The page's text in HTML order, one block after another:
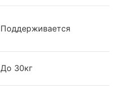
Поддерживается
До 30кг